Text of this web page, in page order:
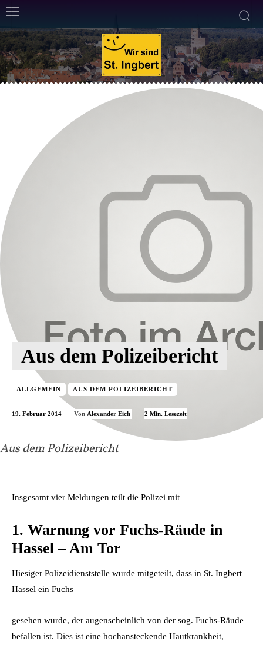
Aus dem Polizeibericht
Aus dem Polizeibericht
ALLGEMEIN AUS DEM POLIZEIBERICHT
19. Februar 2014 Von Alexander Eich 2 Min. Lesezeit
Insgesamt vier Meldungen teilt die Polizei mit
1. Warnung vor Fuchs-Räude in
Hassel – Am Tor
Hiesiger Polizeidienststelle wurde mitgeteilt, dass in St. Ingbert –
Hassel ein Fuchs
gesehen wurde, der augenscheinlich von der sog. Fuchs-Räude
befallen ist. Dies ist eine hochansteckende Hautkrankheit,